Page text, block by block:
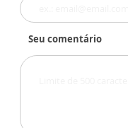
Seu comentário